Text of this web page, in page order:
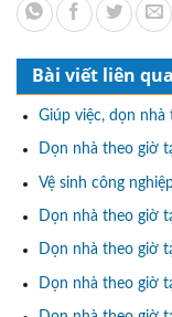
Bài viết liên
Giúp việc, dọn
Dọn nhà theo giờ
Vệ sinh công
Dọn nhà theo giờ
Dọn nhà theo giờ
Dọn nhà theo giờ